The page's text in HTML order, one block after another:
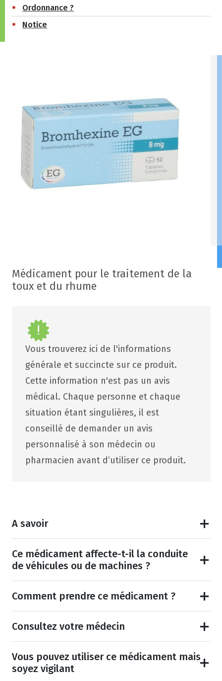
Ordonnance ?
Notice
Médicament pour le traitement de la
toux et du rhume
Vous trouverez ici de l'informations
générale et succincte sur ce produit.
Cette information n'est pas un avis
médical. Chaque personne et chaque
situation étant singulières, il est
conseillé de demander un avis
personnalisé à son médecin ou
pharmacien avant d’utiliser ce produit.
A savoir
Ce médicament affecte-t-il la conduite
de véhicules ou de machines ?
Comment prendre ce médicament ?
Consultez votre médecin
Vous pouvez utiliser ce médicament mais
soyez vigilant